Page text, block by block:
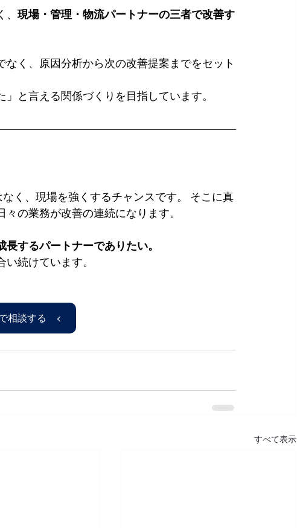
現場・管理・物流パートナーの三者で改善す
く、原因分析から次の改善提案までをセット
と言える関係づくりを目指しています。
く、現場を強くするチャンスです。 そこに真
の業務が改善の連続になります。
するパートナーでありたい。
続けています。
相談する ◀
すべて表示